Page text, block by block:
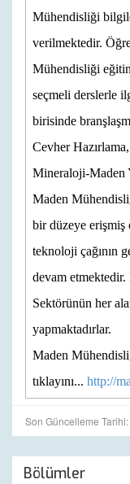
Mühendisliği
verilmektedir.
Mühendisliği
seçmeli derslerle
birisinde
Cevher
Mineraloji-Maden
Maden
bir düzeye erişmiş
teknoloji çağının
devam
Sektörünün her
yapmaktadırlar.
Maden
tıklayını... http://
Son Güncelleme
Bölümler